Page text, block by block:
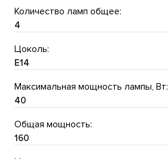
Количество ламп общее:
4
Цоколь:
E14
Максимальная мощность лампы, Вт:
40
Общая мощность:
160